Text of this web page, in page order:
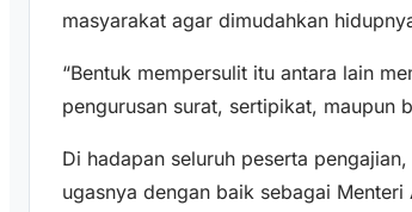
masyarakat agar dimudahkan
“Bentuk mempersulit itu antara lain
pengurusan surat, sertipikat, maupun
Di hadapan seluruh peserta
ugasnya dengan baik sebagai